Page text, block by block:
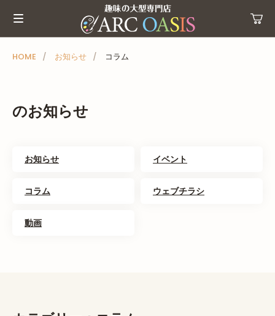
ュ
HOME お知らせ コラム
のお知らせ
お知らせ イベント
コラム ウェブチラシ
動画